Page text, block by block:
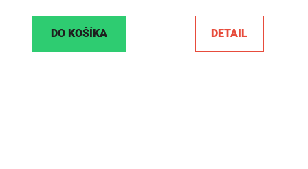
DO KOŠÍKA DETAIL